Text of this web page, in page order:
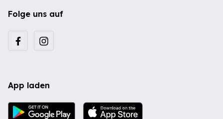
Folge uns auf
App laden